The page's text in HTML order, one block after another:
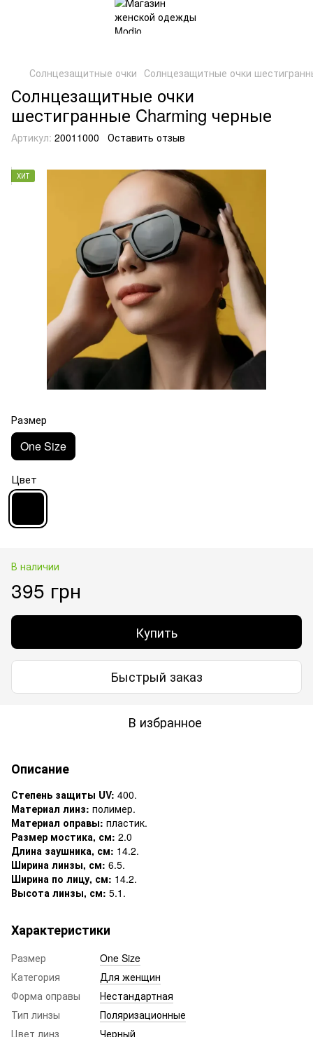
Солнцезащитные очки Солнцезащитные очки
Солнцезащитные очки
шестигранные Charming черные
Артикул: 20011000 Оставить отзыв
ХИТ
Размер
One Size
Цвет
В наличии
395 грн
Купить
Быстрый заказ
В избранное
Описание
Степень защиты UV: 400.
Материал линз: полимер.
Материал оправы: пластик.
Размер мостика, см: 2.0
Длина заушника, см: 14.2.
Ширина линзы, см: 6.5.
Ширина по лицу, см: 14.2.
Высота линзы, см: 5.1.
Характеристики
Размер
One Size
Категория
Для женщин
Форма оправы
Нестандартная
Тип линзы
Поляризационные
Цвет линз
Черный